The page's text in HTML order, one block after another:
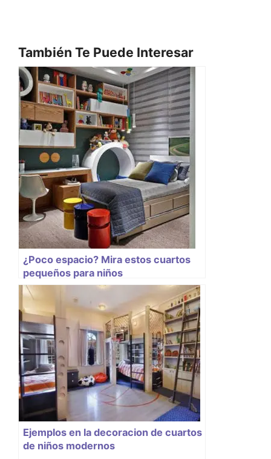
También Te Puede Interesar
¿Poco espacio? Mira estos cuartos
pequeños para niños
Ejemplos en la decoracion de cuartos
de niños modernos